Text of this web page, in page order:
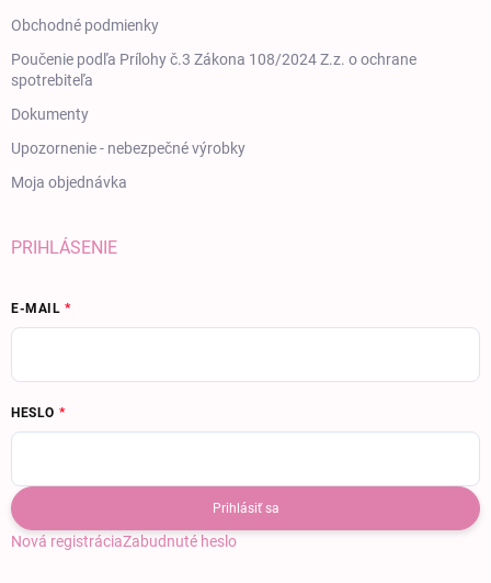
Obchodné podmienky
Poučenie podľa Prílohy č.3 Zákona 108/2024 Z.z. o ochrane
spotrebiteľa
Dokumenty
Upozornenie - nebezpečné výrobky
Moja objednávka
PRIHLÁSENIE
E-MAIL
HESLO
Prihlásiť sa
Nová registráciaZabudnuté heslo